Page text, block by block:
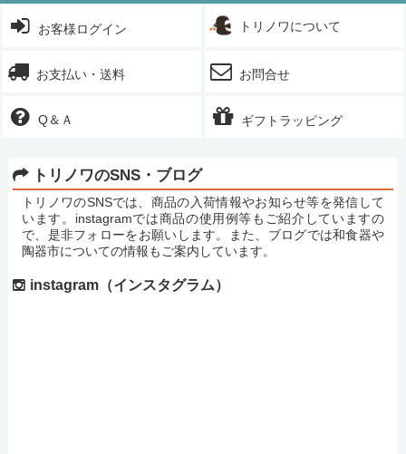
お客様ログイン トリノワについて
お支払い・送料 お問合せ
Q＆Ａ ギフトラッピング
トリノワのSNS・ブログ
トリノワのSNSでは、商品の入荷情報やお知らせ等を発信して
います。instagramでは商品の使用例等もご紹介していますの
で、是非フォローをお願いします。また、ブログでは和食器や
陶器市についての情報もご案内しています。
instagram（インスタグラム）